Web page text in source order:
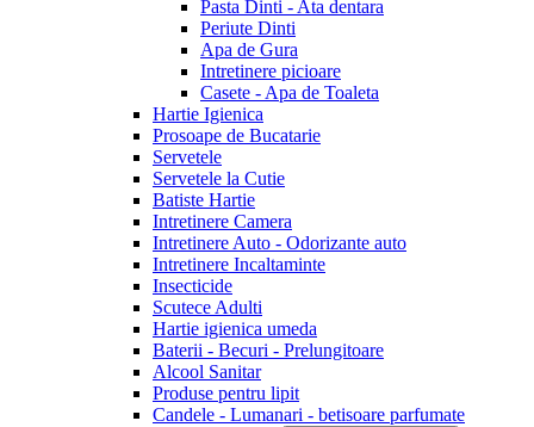
Pasta Dinti - Ata dentara
Periute Dinti
Apa de Gura
Intretinere picioare
Casete - Apa de Toaleta
Hartie Igienica
Prosoape de Bucatarie
Servetele
Servetele la Cutie
Batiste Hartie
Intretinere Camera
Intretinere Auto - Odorizante auto
Intretinere Incaltaminte
Insecticide
Scutece Adulti
Hartie igienica umeda
Baterii - Becuri - Prelungitoare
Alcool Sanitar
Produse pentru lipit
Candele - Lumanari - betisoare parfumate